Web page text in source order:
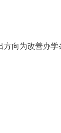
向为改善办学